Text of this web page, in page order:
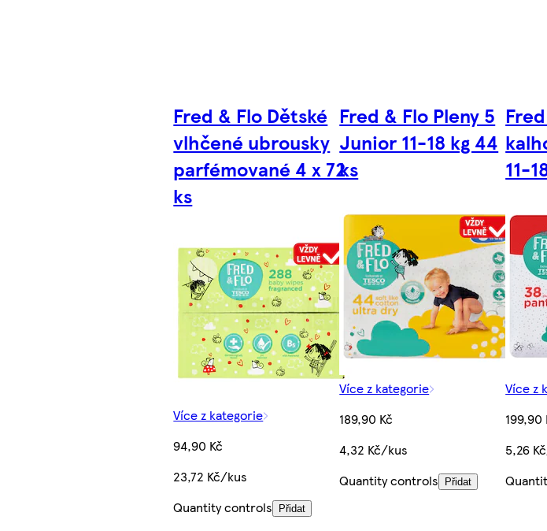
Fred & Flo Dětské
vlhčené ubrousky
parfémované 4 x 72
ks
Více z kategorie
94,90 Kč
23,72 Kč/kus
Quantity controls
Přidat
Fred & Flo Pleny 5
Junior 11-18 kg 44
ks
Více z kategorie
189,90 Kč
4,32 Kč/kus
Quantity controls
Přidat
11-
Více z
199,90
5,26